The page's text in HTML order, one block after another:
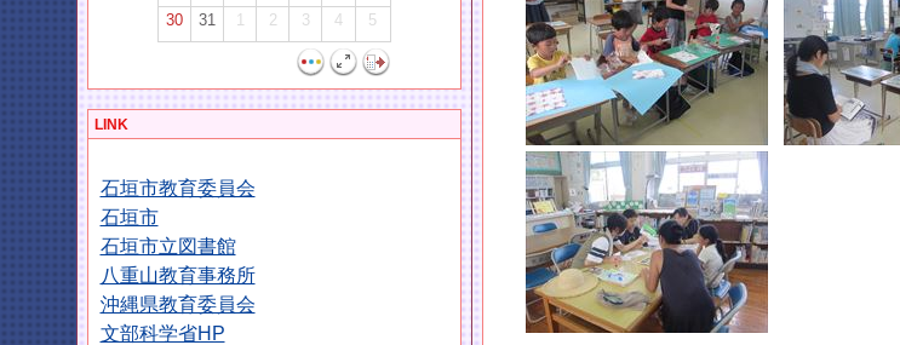
30
31 1 2 3 4 5
LINK
石垣市教育委員会
石垣市
石垣市立図書館
八重山教育事務所
沖縄県教育委員会
文部科学省HP